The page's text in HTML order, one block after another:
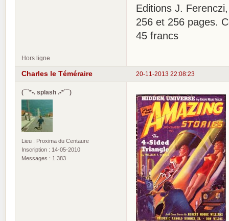
Editions J.
256 et 256 pages.
45 francs
Hors ligne
20-11-2013 22:08:23
Charles le Téméraire
(¯`*•. splash .•*´¯)
Lieu : Proxima du Centaure
Inscription : 14-05-2010
Messages : 1 383